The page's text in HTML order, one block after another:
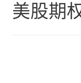
美股期